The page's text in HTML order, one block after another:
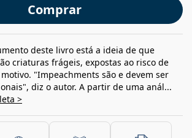
Comprar
deste livro está a ideia de que
criaturas frágeis, expostas ao risco de
"Impeachments são e devem ser
diz o autor. A partir de uma anál...
>